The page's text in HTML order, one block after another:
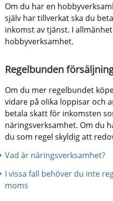
Om du har en
själv har tillverkat ska du
inkomst av tjänst. I
hobbyverksamhet.
Regelbunden
Om du mer regelbundet
vidare på olika loppisar och
betala skatt för inkomsten
näringsverksamhet. Om du
du som regel skyldig att
Vad är näringsverksamhet?
I vissa fall behöver du inte
moms